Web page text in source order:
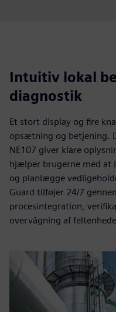
Intuitiv lokal
diagnostik
Et stort display og fire
opsætning og betjening.
NE107 giver klare
hjælper brugerne med at
og planlægge
Guard tilføjer 24/7
procesintegration,
overvågning af